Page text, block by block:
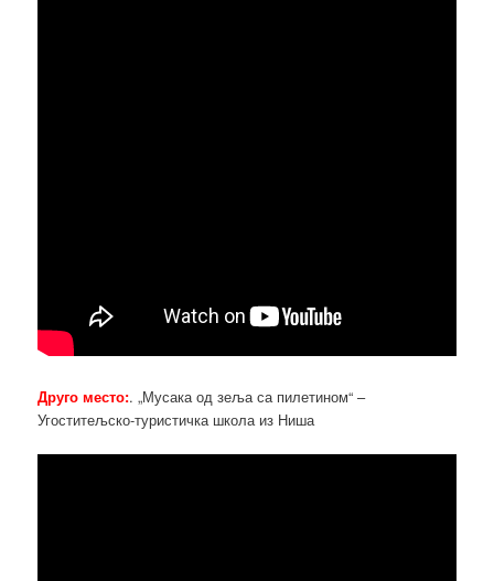
Друго место:. „Мусака од зеља са пилетином“ –
Угоститељско-туристичка школа из Ниша